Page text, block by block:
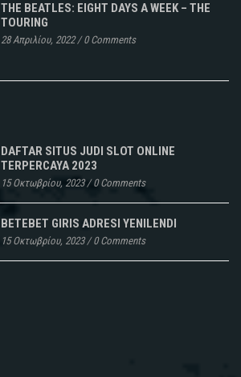
THE BEATLES: EIGHT DAYS A WEEK – THE
TOURING
28 Απριλίου, 2022/0 Comments
DAFTAR SITUS JUDI SLOT ONLINE
TERPERCAYA 2023
15 Οκτωβρίου, 2023/0 Comments
BETEBET GIRIS ADRESI YENILENDI
15 Οκτωβρίου, 2023/0 Comments